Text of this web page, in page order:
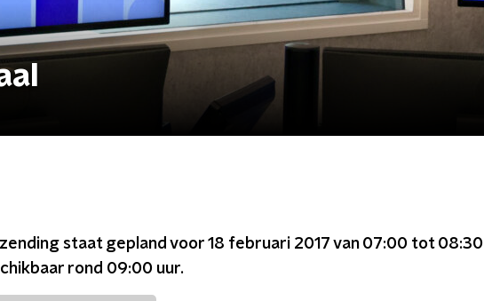
staat gepland voor 18 februari 2017 van 07:00 tot 08:30
rond 09:00 uur.